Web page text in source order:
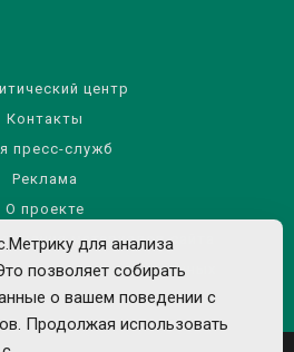
центр
Контакты
пресс-служб
Реклама
О проекте
материалов сайта
персональных данных
для анализа
позволяет собирать
о вашем поведении с
Продолжая использовать